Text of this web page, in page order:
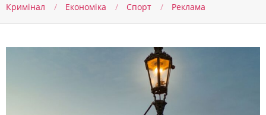
Кримінал
Економіка Спорт Реклама